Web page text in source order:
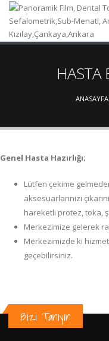
HASTA
ANASAYFA
Genel Hasta Hazırlığı;
Lütfen çekime
aksesuarlarınızı
hareketli protez, toka,
Merkezimize gelerek
Merkezimizde ki
geçebilirsiniz.
Bizi Tanıyın